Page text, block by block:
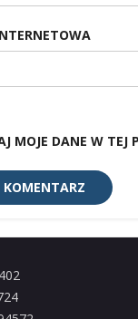
MOJE DANE W TEJ